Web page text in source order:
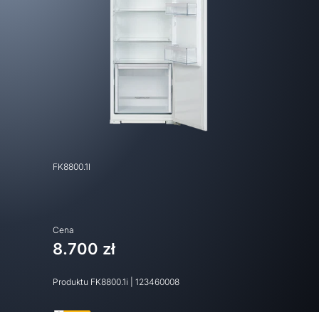
FK8800.1I
Cena
8.700 zł
Produktu FK8800.1i 123460008